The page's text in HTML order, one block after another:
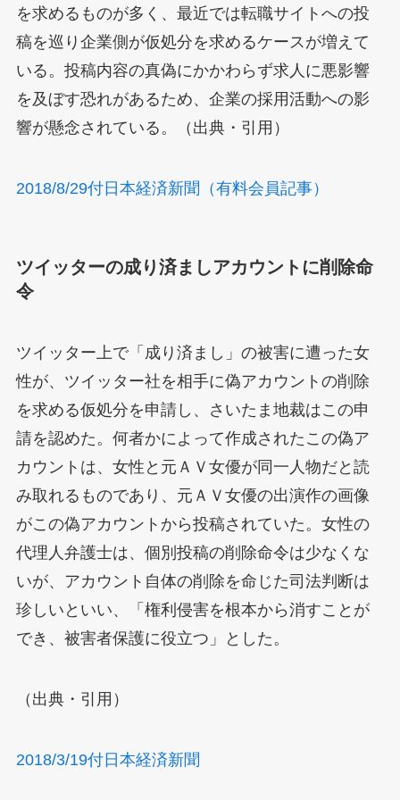
を求めるものが多く、最近では転職サイトへの投
稿を巡り企業側が仮処分を求めるケースが増えて
いる。投稿内容の真偽にかかわらず求人に悪影響
を及ぼす恐れがあるため、企業の採用活動への影
響が懸念されている。（出典・引用）
2018/8/29付日本経済新聞（有料会員記事）
ツイッターの成り済ましアカウントに削除命
令
ツイッター上で「成り済まし」の被害に遭った女
性が、ツイッター社を相手に偽アカウントの削除
を求める仮処分を申請し、さいたま地裁はこの申
請を認めた。何者かによって作成されたこの偽ア
カウントは、女性と元ＡＶ女優が同一人物だと読
み取れるものであり、元ＡＶ女優の出演作の画像
がこの偽アカウントから投稿されていた。女性の
代理人弁護士は、個別投稿の削除命令は少なくな
いが、アカウント自体の削除を命じた司法判断は
珍しいといい、「権利侵害を根本から消すことが
でき、被害者保護に役立つ」とした。
（出典・引用）
2018/3/19付日本経済新聞